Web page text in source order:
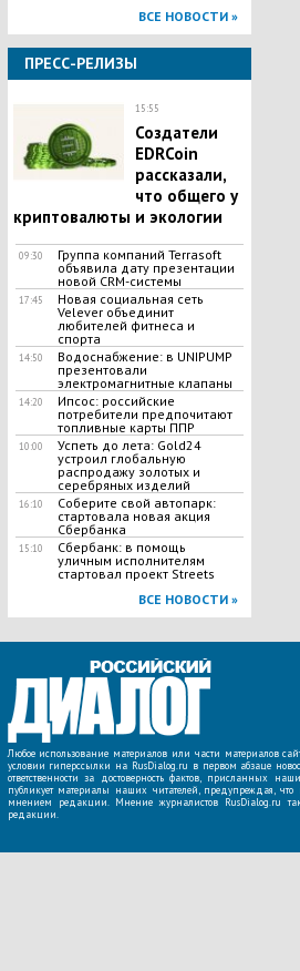
ВСЕ НОВОСТИ »
ПРЕСС-РЕЛИЗЫ
15:55
Создатели
EDRCoin
рассказали,
что общего у
криптовалюты и экологии
09:30
Группа компаний Terrasoft
объявила дату презентации
новой CRM-системы
17:45
Новая социальная сеть
Velever объединит
любителей фитнеса и
спорта
14:50
Водоснабжение: в UNIPUMP
презентовали
электромагнитные клапаны
14:20
Ипсос: российские
потребители предпочитают
топливные карты ППР
10:00
Успеть до лета: Gold24
устроил глобальную
распродажу золотых и
серебряных изделий
16:10
Соберите свой автопарк:
стартовала новая акция
Сбербанка
15:10
Сбербанк: в помощь
уличным исполнителям
стартовал проект Streets
ВСЕ НОВОСТИ »
Любое использование материалов или части материалов
условии гиперссылки на RusDialog.ru в первом абзаце
ответственности за достоверность фактов, присланных
публикует материалы наших читателей, предупреждая,
мнением редакции. Мнение журналистов RusDialog.ru
редакции.